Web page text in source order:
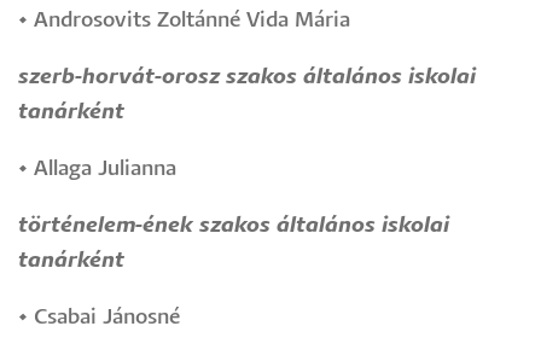
• Androsovits Zoltánné Vida Mária
szerb-horvát-orosz szakos általános iskolai
tanárként
• Allaga Julianna
történelem-ének szakos általános iskolai
tanárként
• Csabai Jánosné